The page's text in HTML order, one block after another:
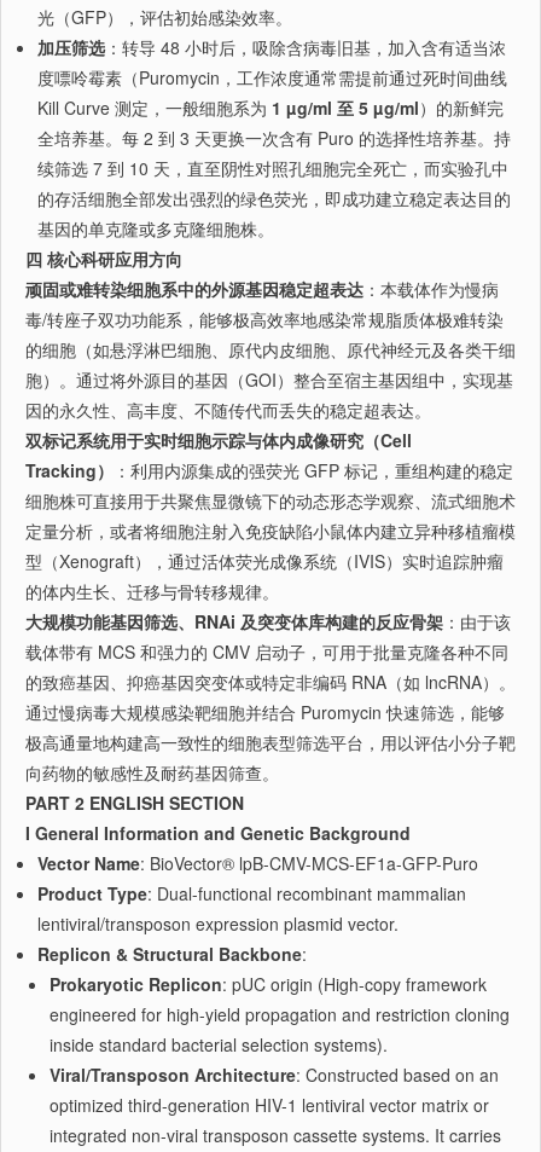
光（GFP），评估初始感染效率。
加压筛选：转导 48 小时后，吸除含病毒旧基，加入含有适当浓
度嘌呤霉素（Puromycin，工作浓度通常需提前通过死时间曲线
Kill Curve 测定，一般细胞系为 1 µg/ml 至 5 µg/ml）的新鲜完
全培养基。每 2 到 3 天更换一次含有 Puro 的选择性培养基。持
续筛选 7 到 10 天，直至阴性对照孔细胞完全死亡，而实验孔中
的存活细胞全部发出强烈的绿色荧光，即成功建立稳定表达目的
基因的单克隆或多克隆细胞株。
四 核心科研应用方向
顽固或难转染细胞系中的外源基因稳定超表达 ：本载体作为慢病
毒/转座子双功功能系，能够极高效率地感染常规脂质体极难转染
的细胞（如悬浮淋巴细胞、原代内皮细胞、原代神经元及各类干细
胞）。通过将外源目的基因（GOI）整合至宿主基因组中，实现基
因的永久性、高丰度、不随传代而丢失的稳定超表达。
双标记系统用于实时细胞示踪与体内成像研究（Cell
Tracking）
：利用内源集成的强荧光 GFP 标记，重组构建的稳定
细胞株可直接用于共聚焦显微镜下的动态形态学观察、流式细胞术
定量分析，或者将细胞注射入免疫缺陷小鼠体内建立异种移植瘤模
型（Xenograft），通过活体荧光成像系统（IVIS）实时追踪肿瘤
的体内生长、迁移与骨转移规律。
大规模功能基因筛选、RNAi 及突变体库构建的反应骨架 ：由于该
载体带有 MCS 和强力的 CMV 启动子，可用于批量克隆各种不同
的致癌基因、抑癌基因突变体或特定非编码 RNA（如 lncRNA）。
通过慢病毒大规模感染靶细胞并结合 Puromycin 快速筛选，能够
极高通量地构建高一致性的细胞表型筛选平台，用以评估小分子靶
向药物的敏感性及耐药基因筛查。
PART 2 ENGLISH SECTION
I General Information and Genetic Background
Vector Name: BioVector® lpB-CMV-MCS-EF1a-GFP-Puro
Product Type: Dual-functional recombinant mammalian
lentiviral/transposon expression plasmid vector.
Replicon & Structural Backbone:
Prokaryotic Replicon: pUC origin (High-copy framework
engineered for high-yield propagation and restriction cloning
inside standard bacterial selection systems).
Viral/Transposon Architecture: Constructed based on an
optimized third-generation HIV-1 lentiviral vector matrix or
integrated non-viral transposon cassette systems. It carries